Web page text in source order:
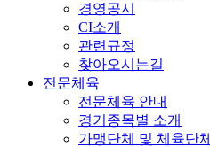
경영공시
CI소개
관련규정
찾아오시는길
전문체육
전문체육 안내
경기종목별 소개
가맹단체 및 체육단체